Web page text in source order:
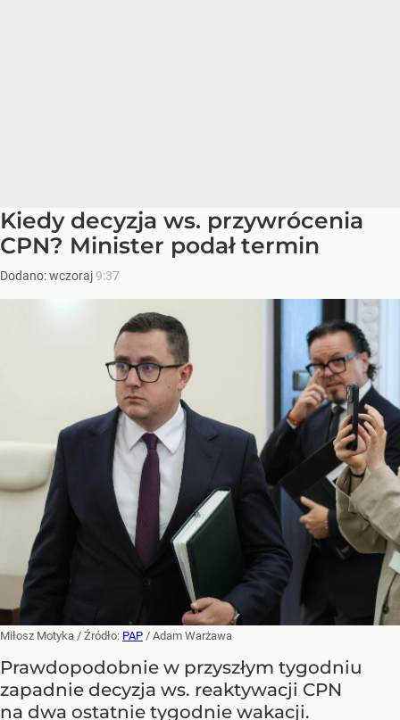
Kiedy decyzja ws. przywrócenia
CPN? Minister podał termin
Dodano:wczoraj9:37
Miłosz Motyka / Źródło: PAP / Adam Warżawa
Prawdopodobnie w przyszłym tygodniu
zapadnie decyzja ws. reaktywacji CPN
na dwa ostatnie tygodnie wakacji.